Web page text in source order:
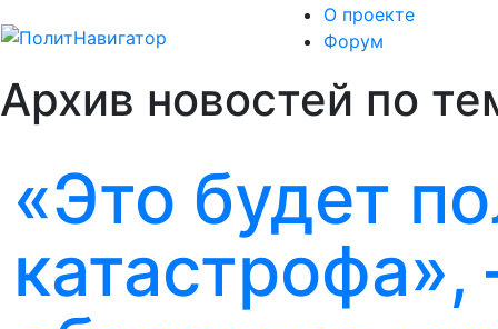
О проекте
Форум
Архив новостей по
«Это будет
катастрофа»,